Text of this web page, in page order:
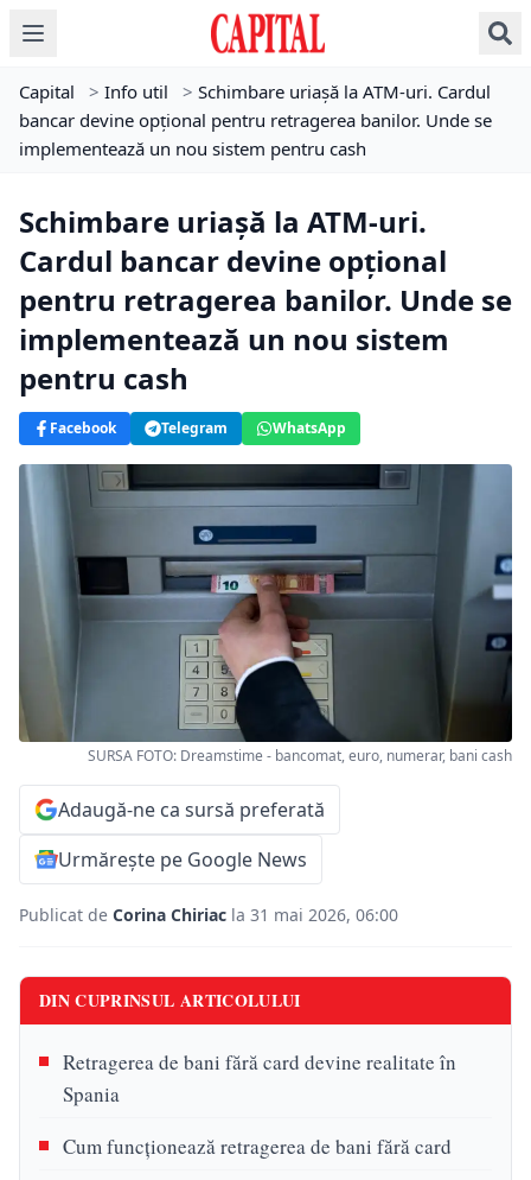
Capital > Info util > Schimbare uriașă la ATM-uri. Cardul
bancar devine opțional pentru retragerea banilor. Unde se
implementează un nou sistem pentru cash
Schimbare uriașă la ATM-uri.
Cardul bancar devine opțional
pentru retragerea banilor. Unde se
implementează un nou sistem
pentru cash
Facebook Telegram WhatsApp
SURSA FOTO: Dreamstime - bancomat, euro, numerar, bani cash
Adaugă-ne ca sursă preferată
Urmărește pe Google News
Publicat de Corina Chiriac la 31 mai 2026, 06:00
DIN CUPRINSUL ARTICOLULUI
Retragerea de bani fără card devine realitate în
Spania
Cum funcționează retragerea de bani fără card